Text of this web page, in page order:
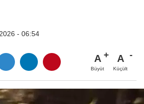
- 06:54
A
Büyüt
A
Küçült